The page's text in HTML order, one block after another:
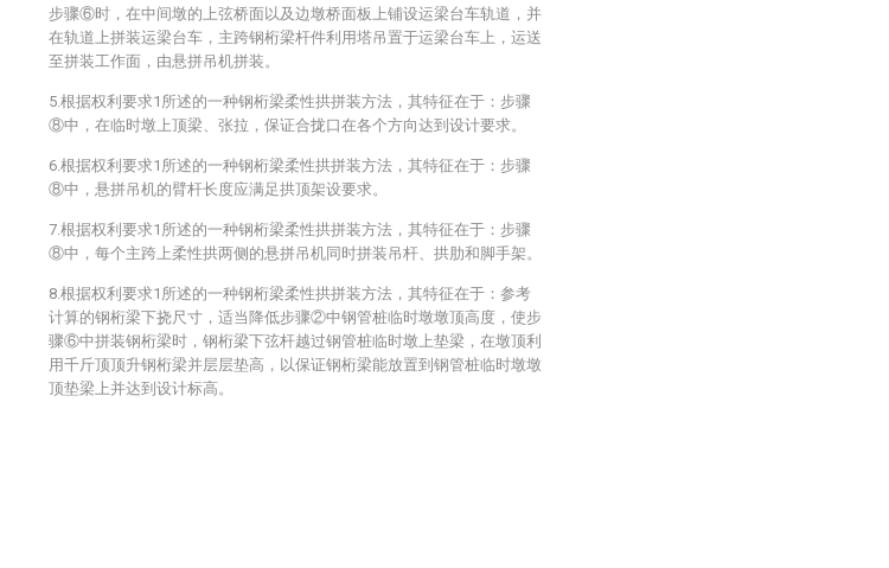
步骤⑥时，在中间墩的上弦桥面以及边墩桥面板上铺设运梁台车轨道，并
在轨道上拼装运梁台车，主跨钢桁梁杆件利用塔吊置于运梁台车上，运送
至拼装工作面，由悬拼吊机拼装。
5.根据权利要求1所述的一种钢桁梁柔性拱拼装方法，其特征在于：步骤
⑧中，在临时墩上顶梁、张拉，保证合拢口在各个方向达到设计要求。
6.根据权利要求1所述的一种钢桁梁柔性拱拼装方法，其特征在于：步骤
⑧中，悬拼吊机的臂杆长度应满足拱顶架设要求。
7.根据权利要求1所述的一种钢桁梁柔性拱拼装方法，其特征在于：步骤
⑧中，每个主跨上柔性拱两侧的悬拼吊机同时拼装吊杆、拱肋和脚手架。
8.根据权利要求1所述的一种钢桁梁柔性拱拼装方法，其特征在于：参考
计算的钢桁梁下挠尺寸，适当降低步骤②中钢管桩临时墩墩顶高度，使步
骤⑥中拼装钢桁梁时，钢桁梁下弦杆越过钢管桩临时墩上垫梁，在墩顶利
用千斤顶顶升钢桁梁并层层垫高，以保证钢桁梁能放置到钢管桩临时墩墩
顶垫梁上并达到设计标高。